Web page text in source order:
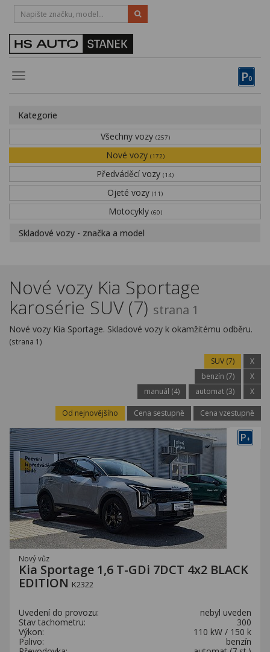
P0
Toggle
HOTLINE:
STRAKONICE-383 335 366
Obytné vozy
Financování
Novinky
Kariéra
Kontakty
Kategorie
Všechny vozy (257)
Nové vozy (172)
Předváděcí vozy (14)
Ojeté vozy (11)
Motocykly (60)
Skladové vozy - značka a model
Nové vozy Kia Sportage
karosérie SUV (7) strana 1
Nové vozy Kia Sportage. Skladové vozy k okamžitému odběru.
(strana 1)
SUV (7)
X
benzín (7)
X
manuál (4)
automat (3) X
Od nejnovějšího Cena sestupně Cena vzestupně
P+
Nový vůz
Kia Sportage 1,6 T-GDi 7DCT 4x2 BLACK
EDITION K2322
Uvedení do provozu:
nebyl uveden
Stav tachometru:
300
Výkon:
110 kW / 150 k
Palivo:
benzín